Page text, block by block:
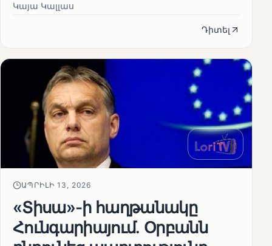
Կայա Կալլաս
Դիտել
ԱՊՐԻԼԻ 13, 2026
«Տիսա»-ի հաղթանակը
Հունգարիայում․ Օրբանն